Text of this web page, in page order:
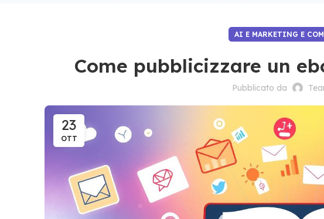
AI E MARKETING E
Come pubblicizzare un
Pubblicato da
23
OTT